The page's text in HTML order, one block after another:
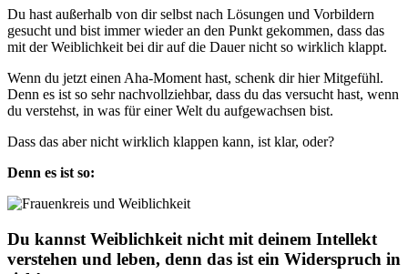
Du hast außerhalb von dir selbst nach Lösungen und Vorbildern
gesucht und bist immer wieder an den Punkt gekommen, dass das
mit der Weiblichkeit bei dir auf die Dauer nicht so wirklich klappt.
Wenn du jetzt einen Aha-Moment hast, schenk dir hier Mitgefühl.
Denn es ist so sehr nachvollziehbar, dass du das versucht hast, wenn
du verstehst, in was für einer Welt du aufgewachsen bist.
Dass das aber nicht wirklich klappen kann, ist klar, oder?
Denn es ist so:
Du kannst Weiblichkeit nicht mit deinem Intellekt
verstehen und leben, denn das ist ein Widerspruch in